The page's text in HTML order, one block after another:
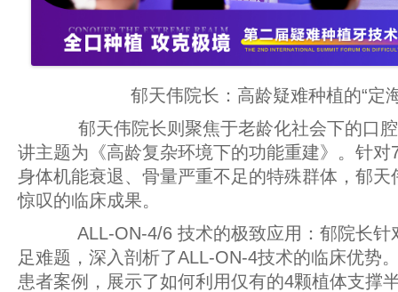
郁天伟院长：高龄疑难种植的“定
郁天伟院长则聚焦于老龄化社会下的口腔
讲主题为《高龄复杂环境下的功能重建》。针对
身体机能衰退、骨量严重不足的特殊群体，郁天
惊叹的临床成果。
ALL-ON-4/6 技术的极致应用：郁院长针
足难题，深入剖析了ALL-ON-4技术的临床优势
患者案例，展示了如何利用仅有的4颗植体支撑